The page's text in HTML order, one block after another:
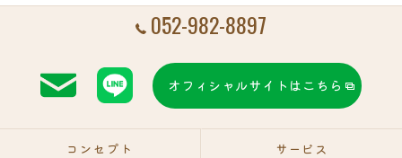
052-982-8897
オフィシャルサイトはこちら
コンセプト サービス